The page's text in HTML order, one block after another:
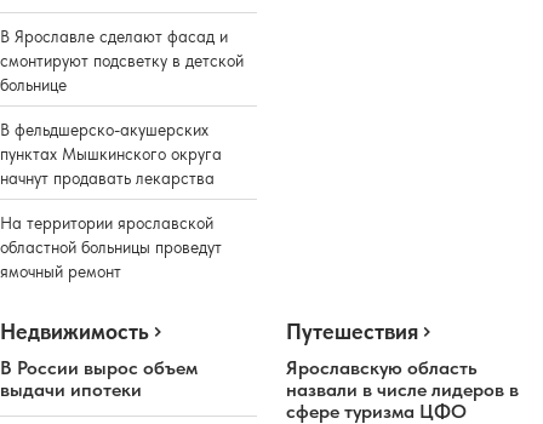
В Ярославле сделают фасад и
смонтируют подсветку в детской
больнице
В фельдшерско-акушерских
пунктах Мышкинского округа
начнут продавать лекарства
На территории ярославской
областной больницы проведут
ямочный ремонт
Недвижимость
В России вырос объем
выдачи ипотеки
Путешествия
Ярославскую область
назвали в числе лидеров в
сфере туризма ЦФО